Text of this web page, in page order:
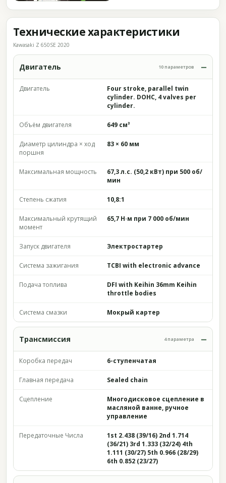
Технические характеристики
Kawasaki Z 650SE 2020
Двигатель 10 параметров
Двигатель
Four stroke, parallel twin
cylinder. DOHC, 4 valves per
cylinder.
Объём двигателя 649 см³
Диаметр цилиндра × ход
поршня
83 × 60 мм
Максимальная мощность
67,3 л.с. (50,2 кВт) при 500 об/
мин
Степень сжатия 10,8:1
Максимальный крутящий
момент
65,7 Н·м при 7 000 об/мин
Запуск двигателя Электростартер
Система зажигания TCBI with electronic advance
Подача топлива
DFI with Keihin 36mm Keihin
throttle bodies
Система смазки Мокрый картер
Трансмиссия 4 параметра
Коробка передач 6-ступенчатая
Главная передача Sealed chain
Сцепление
Многодисковое сцепление в
масляной ванне, ручное
управление
Передаточные Числа
1st 2.438 (39/16) 2nd 1.714
(36/21) 3rd 1.333 (32/24) 4th
1.111 (30/27) 5th 0.966 (28/29)
6th 0.852 (23/27)